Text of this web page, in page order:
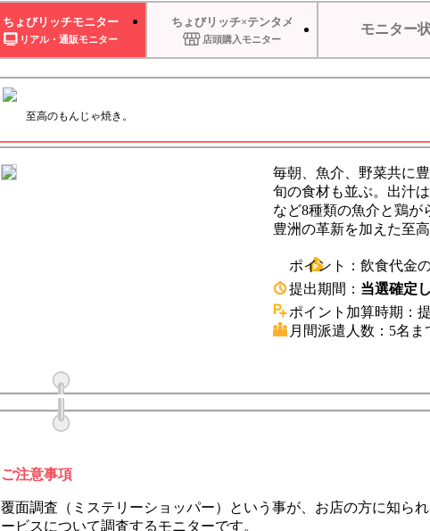
ちょびリッチモニター
リアル・通販モニター
ちょびリッチ×テンタメ
店頭購入モニター
モニター
至高のもんじゃ焼き。
毎朝、魚介、野菜共に
旬の食材も並ぶ。出汁
など8種類の魚介と鶏が
豊洲の革新を加えた至
ポイント： 飲食代金
提出期間： 当選確定
ポイント加算時期：
月間派遣人数： 5名ま
ご注意事項
覆面調査（ミステリーショッパー）という事が、お店の方に知ら
ービスについて調査するモニターです。